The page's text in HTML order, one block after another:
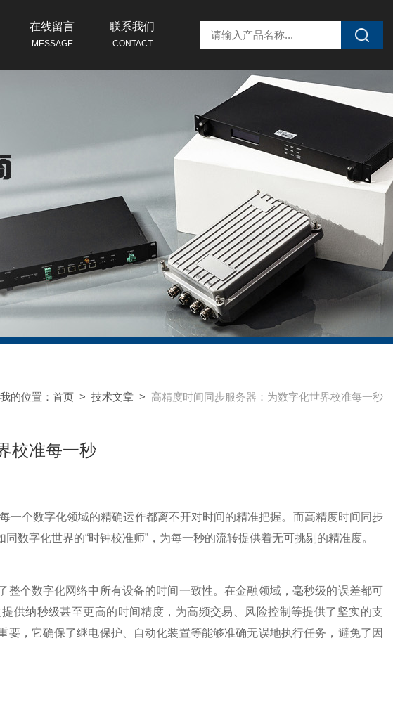
在线留言
MESSAGE
联系我们
CONTACT
我的位置： 首页 > 技术文章 > 高精度时间同步服务器：为数字化世界校准每一秒
校准每一秒
个数字化领域的精确运作都离不开对时间的精准把握。而高精度时间同步
数字化世界的“时钟校准师”，为每一秒的流转提供着无可挑剔的精准度。
个数字化网络中所有设备的时间一致性。在金融领域，毫秒级的误差都可
供纳秒级甚至更高的时间精度，为高频交易、风险控制等提供了坚实的支
，它确保了继电保护、自动化装置等能够准确无误地执行任务，避免了因